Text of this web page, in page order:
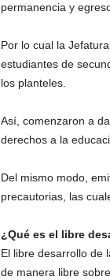
permanencia y
Por lo cual la
estudiantes de
los planteles.
Así, comenzaron a
derechos a la
Del mismo modo,
precautorias, las
¿Qué es el libre
El libre desarrollo de
de manera libre